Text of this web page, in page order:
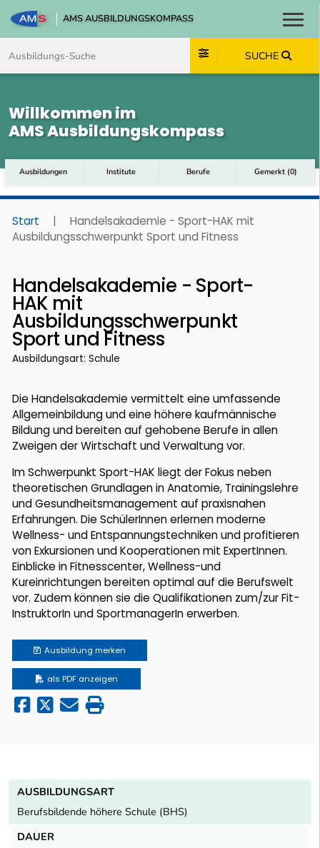
AMS AUSBILDUNGSKOMPASS
SUCHE
Willkommen im
AMS Ausbildungskompass
Ausbildungen Institute Berufe Gemerkt (0)
Start |
Handelsakademie - Sport-HAK mit
Ausbildungsschwerpunkt Sport und Fitness
Handelsakademie - Sport-
HAK mit
Ausbildungsschwerpunkt
Sport und Fitness
Ausbildungsart: Schule
Die Handelsakademie vermittelt eine umfassende
Allgemeinbildung und eine höhere kaufmännische
Bildung und bereiten auf gehobene Berufe in allen
Zweigen der Wirtschaft und Verwaltung vor.
Im Schwerpunkt Sport-HAK liegt der Fokus neben
theoretischen Grundlagen in Anatomie, Trainingslehre
und Gesundheitsmanagement auf praxisnahen
Erfahrungen. Die SchülerInnen erlernen moderne
Wellness- und Entspannungstechniken und profitieren
von Exkursionen und Kooperationen mit ExpertInnen.
Einblicke in Fitnesscenter, Wellness-und
Kureinrichtungen bereiten optimal auf die Berufswelt
vor. Zudem können sie die Qualifikationen zum/zur Fit-
InstruktorIn und SportmanagerIn erwerben.
Ausbildung merken
als PDF anzeigen
AUSBILDUNGSART
Berufsbildende höhere Schule (BHS)
DAUER